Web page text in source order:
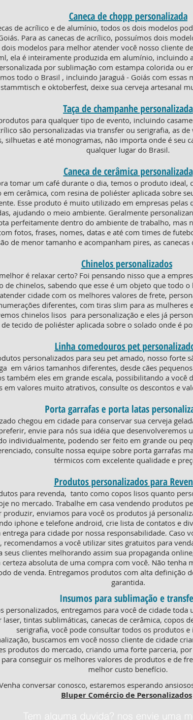
Caneca de chopp personalizada
de acrílico e de alumínio, todos os dois modelos
Para as canecas de acrílico, possuímos dois
modelos para melhor atender você nosso cliente
ela é inteiramente produzida em alumínio, incluindo
por sublimação com estampa colorida ou
todo o Brasil , incluindo Jaraguá - Goiás com
e oktoberfest, deixe sua cerveja artesanal
Taça de champanhe personalizada
para qualquer tipo de evento, incluindo
são personalizadas via transfer ou serigrafia, as
silhuetas e até monogramas, não importa onde é seu
qualquer lugar do Brasil.
Caneca de cerâmica personalizada
tomar um café durante o dia, temos o produto ideal,
cerâmica, com resina de poliéster aplicada sobre
Esse produto é muito utilizado em empresas
ajudando o meio ambiente. Geralmente
perfeitamente dentro do ambiente de trabalho, mas
fotos, frases, nomes, datas e até com times de
de menor tamanho e acompanham pires, as
Chinelos personalizados
é relaxar certo? Foi pensando nisso que a
de chinelos, sabendo que esse é um objeto que todo
cidade com os melhores valores de frete,
diferentes, com tiras slim para as mulheres
chinelos lisos para personalização e eles já
tecido de poliéster aplicada sobre o solado onde é
Linha comedouros pet
personalizados para seu pet amado, nosso forte
em vários tamanhos diferentes, desde cães
também eles em grande escala, possibilitando a você
em valores muito atrativos, consulte os descontos e
Porta garrafas e porta latas
chegou em cidade para conservar sua cerveja
envie para nós sua idéia que desenvolveremos
individualmente, podendo ser feito em grande ou
consulte nossa equipe sobre porta garrafas
térmicos com excelente qualidade e
Produtos personalizados para
para revenda, tanto como copos lisos quanto
no mercado. Trabalhe em casa vendendo produtos
produzir, enviamos para você os produtos já
iphone e telefone android, crie lista de contatos e
para cidade por nossa responsabilidade. Caso
recomendamos a você utilizar sites gratuitos para
seus clientes melhorando assim sua propaganda
absoluta de uma compra com você. Não
de venda. Entregamos produtos com alta definição
garantida.
Insumos para sublimação e
personalizados, entregamos para você de cidade
tintas sublimáticas, canecas de cerâmica, copos
serigrafia, você pode consultar todos os produtos e
buscamos em você nosso cliente de cidade
produtos do mercado, criando uma forte parceria,
conseguir os melhores valores de produtos e de
melhor custo benefício.
conversar conosco, estaremos esperando
Bluper Comércio de Personalizados
Tem alguma duvida? nos envie uma